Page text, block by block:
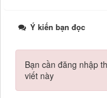
Ý kiến bạn đọc
Bạn cần đăng nhập
viết này